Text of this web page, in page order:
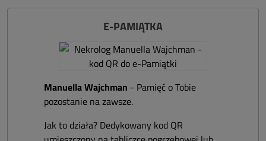
E-PAMIĄTKA
Manuella Wajchman - Pamięć o Tobie
pozostanie na zawsze.
Jak to działa? Dedykowany kod QR